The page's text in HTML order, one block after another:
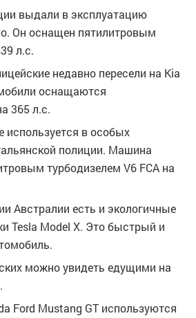
выдали в эксплуатацию
Он оснащен пятилитровым
л.с.
недавно пересели на Kia
оснащаются
365 л.с.
используется в особых
полиции. Машина
турбодизелем V6 FCA на
Австралии есть и экологичные
Tesla Model X. Это быстрый и
можно увидеть едущими на
Ford Mustang GT используются